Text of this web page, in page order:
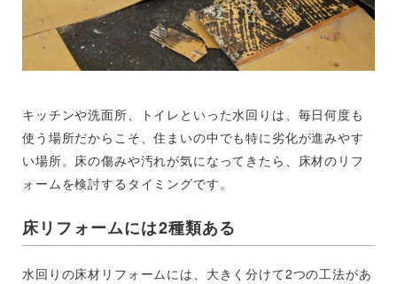
キッチンや洗面所、トイレといった水回りは、毎日何度も
使う場所だからこそ、住まいの中でも特に劣化が進みやす
い場所。床の傷みや汚れが気になってきたら、床材のリフ
ォームを検討するタイミングです。
床リフォームには2種類ある
水回りの床材リフォームには、大きく分けて2つの工法があ